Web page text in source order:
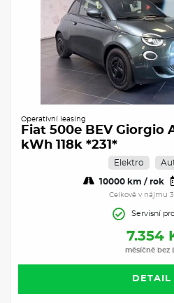
Operativní leasing
Fiat 500e BEV Giorgio
kWh 118k *231*
Elektro
10000 km / rok
Celkově v nájmu
Servisní
7.354
měsíčně bez
DETAIL